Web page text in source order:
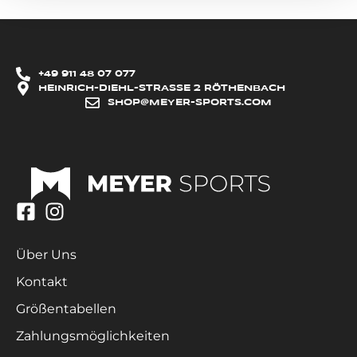
+49 911 48 07 077
HEINRICH-DIEHL-STRASSE 2 RÖTHENBACH
SHOP@MEYER-SPORTS.COM
Über Uns
Kontakt
Größentabellen
Zahlungsmöglichkeiten